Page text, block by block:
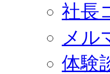
社長
メル
体験